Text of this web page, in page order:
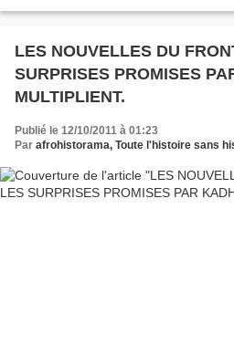
LES NOUVELLES DU
SURPRISES PROMISES
MULTIPLIENT.
Publié le 12/10/2011 à 01:23
Par afrohistorama, Toute l'histoire sans